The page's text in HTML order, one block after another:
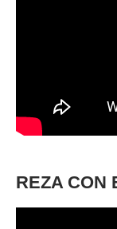
REZA CON